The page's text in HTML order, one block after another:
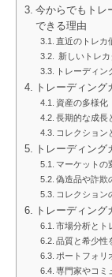
今からでもトレ
できる理由
直近のトレカ
新しいトレ
トレーディ
トレーディン
資産の多様化
長期的な成長
コレクション
トレーディン
マーケットの
偽造品や詐欺
コレクション
トレーディン
市場分析とト
品質と希少性
ポートフォリ
専門家やコミ